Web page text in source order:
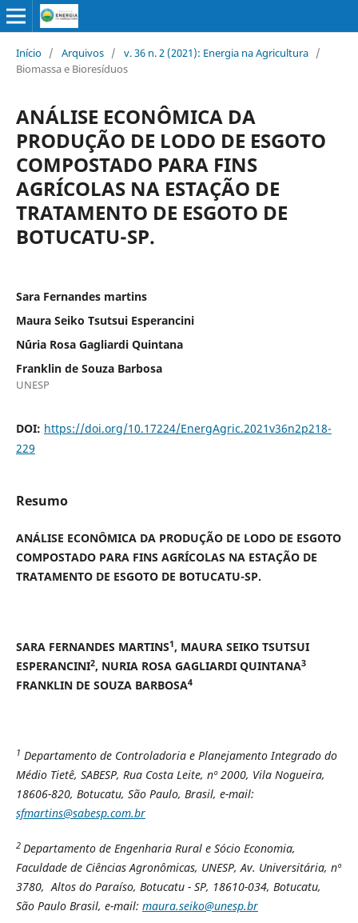
Início / Arquivos / v. 36 n. 2 (2021): Energia na Agricultura /
Biomassa e Bioresíduos
ANÁLISE ECONÔMICA DA
PRODUÇÃO DE LODO DE ESGOTO
COMPOSTADO PARA FINS
AGRÍCOLAS NA ESTAÇÃO DE
TRATAMENTO DE ESGOTO DE
BOTUCATU-SP.
Sara Fernandes martins
Maura Seiko Tsutsui Esperancini
N´úria Rosa Gagliardi Quintana
Franklin de Souza Barbosa
UNESP
DOI: https://doi.org/10.17224/EnergAgric.2021v36n2p218-
229
Resumo
ANÁLISE ECONÔMICA DA PRODUÇÃO DE LODO DE ESGOTO
COMPOSTADO PARA FINS AGRÍCOLAS NA ESTAÇÃO DE
TRATAMENTO DE ESGOTO DE BOTUCATU-SP.
SARA FERNANDES MARTINS1, MAURA SEIKO TSUTSUI
ESPERANCINI2, NURIA ROSA GAGLIARDI QUINTANA3
FRANKLIN DE SOUZA BARBOSA4
1 Departamento de Controladoria e Planejamento Integrado do
Médio Tietê, SABESP, Rua Costa Leite, nº 2000, Vila Nogueira,
18606-820, Botucatu, São Paulo, Brasil, e-mail:
sfmartins@sabesp.com.br
2 Departamento de Engenharia Rural e Sócio Economia,
Faculdade de Ciências Agronômicas, UNESP, Av. Universitária, nº
3780, Altos do Paraíso, Botucatu - SP, 18610-034, Botucatu,
São Paulo Brasil, e-mail: maura.seiko@unesp.br